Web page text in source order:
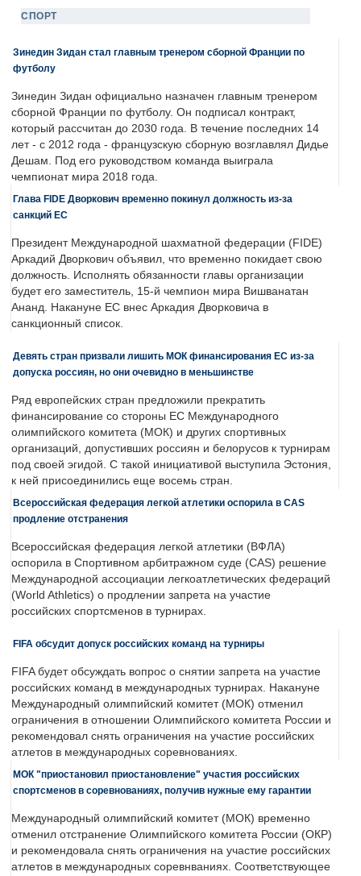
СПОРТ
Зинедин Зидан стал главным тренером сборной Франции по
футболу
Зинедин Зидан официально назначен главным тренером
сборной Франции по футболу. Он подписал контракт,
который рассчитан до 2030 года. В течение последних 14
лет - с 2012 года - французскую сборную возглавлял Дидье
Дешам. Под его руководством команда выиграла
чемпионат мира 2018 года.
Глава FIDE Дворкович временно покинул должность из-за
санкций ЕС
Президент Международной шахматной федерации (FIDE)
Аркадий Дворкович объявил, что временно покидает свою
должность. Исполнять обязанности главы организации
будет его заместитель, 15-й чемпион мира Вишванатан
Ананд. Накануне ЕС внес Аркадия Дворковича в
санкционный список.
Девять стран призвали лишить МОК финансирования ЕС из-за
допуска россиян, но они очевидно в меньшинстве
Ряд европейских стран предложили прекратить
финансирование со стороны ЕС Международного
олимпийского комитета (МОК) и других спортивных
организаций, допустивших россиян и белорусов к турнирам
под своей эгидой. С такой инициативой выступила Эстония,
к ней присоединились еще восемь стран.
Всероссийская федерация легкой атлетики оспорила в CAS
продление отстранения
Всероссийская федерация легкой атлетики (ВФЛА)
оспорила в Спортивном арбитражном суде (CAS) решение
Международной ассоциации легкоатлетических федераций
(World Athletics) о продлении запрета на участие
российских спортсменов в турнирах.
FIFA обсудит допуск российских команд на турниры
FIFA будет обсуждать вопрос о снятии запрета на участие
российских команд в международных турнирах. Накануне
Международный олимпийский комитет (МОК) отменил
ограничения в отношении Олимпийского комитета России и
рекомендовал снять ограничения на участие российских
атлетов в международных соревнованиях.
МОК "приостановил приостановление" участия российских
спортсменов в соревнованиях, получив нужные ему гарантии
Международный олимпийский комитет (МОК) временно
отменил отстранение Олимпийского комитета России (ОКР)
и рекомендовала снять ограничения на участие российских
атлетов в международных соревнваниях. Соответствующее